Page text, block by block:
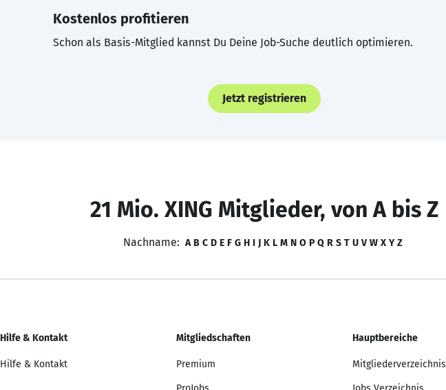
Kostenlos profitieren
Schon als Basis-Mitglied kannst Du Deine Job-Suche deutlich optimieren.
Jetzt registrieren
21 Mio. XING Mitglieder, von A bis Z
Nachname: A B C D E F G H I J K L M N O P Q R S T U V W X Y Z
Hilfe & Kontakt
Hilfe & Kontakt
Mitgliedschaften
Premium
Hauptbereiche
Mitgliederverzeichnis